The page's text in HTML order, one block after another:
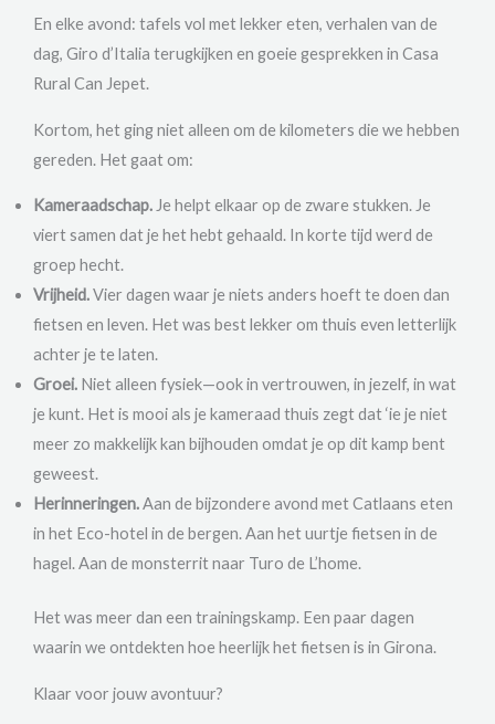
En elke avond: tafels vol met lekker eten, verhalen van de
dag, Giro d’Italia terugkijken en goeie gesprekken in Casa
Rural Can Jepet.
Kortom, het ging niet alleen om de kilometers die we hebben
gereden. Het gaat om:
Kameraadschap.Je helpt elkaar op de zware stukken. Je
viert samen dat je het hebt gehaald. In korte tijd werd de
groep hecht.
Vrijheid.Vier dagen waar je niets anders hoeft te doen dan
fietsen en leven. Het was best lekker om thuis even letterlijk
achter je te laten.
Groei. Niet alleen fysiek—ook in vertrouwen, in jezelf, in wat
je kunt. Het is mooi als je kameraad thuis zegt dat ‘ie je niet
meer zo makkelijk kan bijhouden omdat je op dit kamp bent
geweest.
Herinneringen.Aan de bijzondere avond met Catlaans eten
in het Eco-hotel in de bergen. Aan het uurtje fietsen in de
hagel. Aan de monsterrit naar Turo de L’home.
Het was meer dan een trainingskamp. Een paar dagen
waarin we ontdekten hoe heerlijk het fietsen is in Girona.
Klaar voor jouw avontuur?